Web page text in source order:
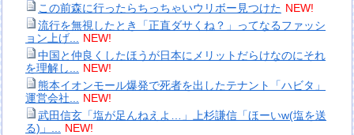
この前森に行ったらちっちゃいウリボー見つけた NEW!
流行を無視したとき「正直ダサくね？」ってなるファッシ
ョン上げ... NEW!
中国と仲良くしたほうが日本にメリットだらけなのにそれ
を理解し...
NEW!
熊本イオンモール爆発で死者を出したテナント「ハビタ」
運営会社...
NEW!
武田信玄「塩が足んねえよ…」上杉謙信「ほーいw(塩を送
る)」...
NEW!